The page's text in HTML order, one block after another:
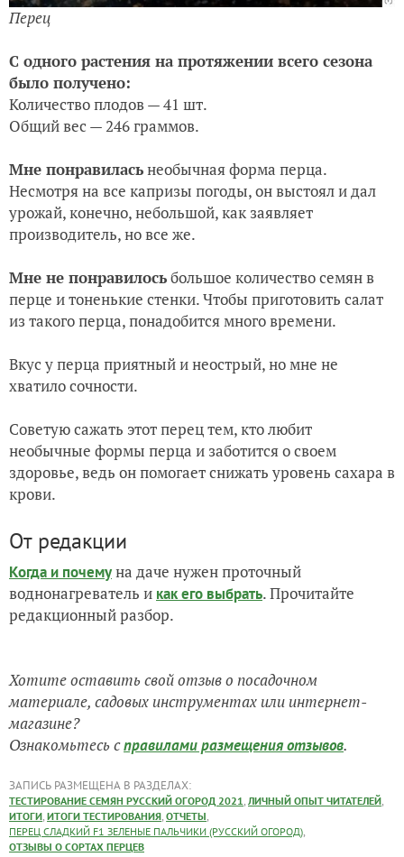
Перец
С одного растения на протяжении всего сезона
было получено:
Количество плодов — 41 шт.
Общий вес — 246 граммов.
Мне понравиласьнеобычная форма перца.
Несмотря на все капризы погоды, он выстоял и дал
урожай, конечно, небольшой, как заявляет
производитель, но все же.
Мне не понравилосьбольшое количество семян в
перце и тоненькие стенки. Чтобы приготовить салат
из такого перца, понадобится много времени.
Вкус у перца приятный и неострый, но мне не
хватило сочности.
Советую сажать этот перец тем, кто любит
необычные формы перца и заботится о своем
здоровье, ведь он помогает снижать уровень сахара в
крови.
От редакции
Когда и почемуна даче нужен проточный
воднонагреватель и как его выбрать. Прочитайте
редакционный разбор.
Хотите оставить свой отзыв о посадочном
материале, садовых инструментах или интернет-
магазине?
Ознакомьтесь справилами размещения отзывов.
ЗАПИСЬ РАЗМЕЩЕНА В РАЗДЕЛАХ:
ТЕСТИРОВАНИЕ СЕМЯН РУССКИЙ ОГОРОД 2021, ЛИЧНЫЙ ОПЫТ ЧИТАТЕЛЕЙ,
ИТОГИ, ИТОГИ ТЕСТИРОВАНИЯ, ОТЧЕТЫ,
ПЕРЕЦ СЛАДКИЙ F1 ЗЕЛЕНЫЕ ПАЛЬЧИКИ (РУССКИЙ ОГОРОД),
ОТЗЫВЫ О СОРТАХ ПЕРЦЕВ